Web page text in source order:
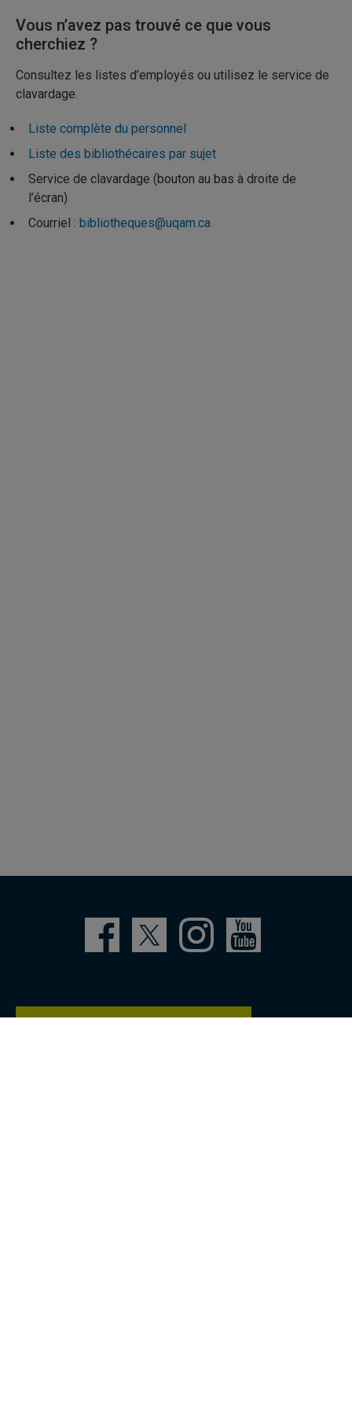
Vous n’avez pas trouvé ce que vous
cherchiez ?
Consultez les listes d’employés ou utilisez le service de
clavardage.
Liste complète du personnel
Liste des bibliothécaires par sujet
Service de clavardage (bouton au bas à droite de
l’écran)
Courriel : bibliotheques@uqam.ca